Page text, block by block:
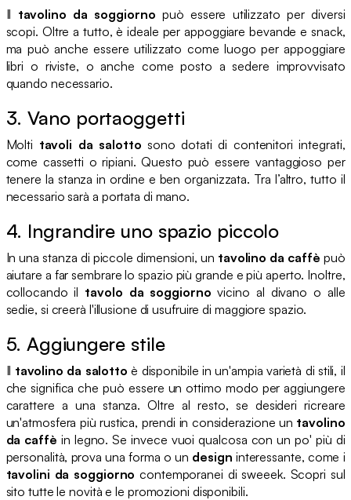
Il tavolino da soggiorno può essere utilizzato per diversi
scopi. Oltre a tutto, è ideale per appoggiare bevande e snack,
ma può anche essere utilizzato come luogo per appoggiare
libri o riviste, o anche come posto a sedere improvvisato
quando necessario.
3. Vano portaoggetti
Molti tavoli da salotto sono dotati di contenitori integrati,
come cassetti o ripiani. Questo può essere vantaggioso per
tenere la stanza in ordine e ben organizzata. Tra l’altro, tutto il
necessario sarà a portata di mano.
4. Ingrandire uno spazio piccolo
In una stanza di piccole dimensioni, un tavolino da caffè può
aiutare a far sembrare lo spazio più grande e più aperto. Inoltre,
collocando il tavolo da soggiorno vicino al divano o alle
sedie, si creerà l'illusione di usufruire di maggiore spazio.
5. Aggiungere stile
Il tavolino da salotto è disponibile in un'ampia varietà di stili, il
che significa che può essere un ottimo modo per aggiungere
carattere a una stanza. Oltre al resto, se desideri ricreare
un'atmosfera più rustica, prendi in considerazione un tavolino
da caffè in legno. Se invece vuoi qualcosa con un po' più di
personalità, prova una forma o un design interessante, come i
tavolini da soggiorno contemporanei di sweeek. Scopri sul
sito tutte le novità e le promozioni disponibili.